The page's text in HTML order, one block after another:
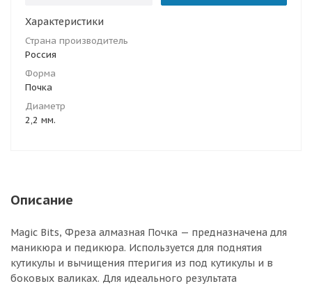
Характеристики
Страна производитель
Россия
Форма
Почка
Диаметр
2,2 мм.
Описание
Magic Bits, Фреза алмазная Почка — предназначена для
маникюра и педикюра. Используется для поднятия
кутикулы и вычищения птеригия из под кутикулы и в
боковых валиках. Для идеального результата